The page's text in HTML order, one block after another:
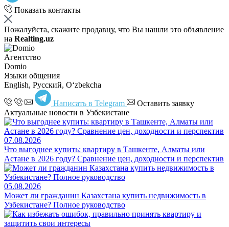
Показать контакты
Пожалуйста, скажите продавцу, что Вы нашли это объявление
на Realting.uz
Агентство
Domio
Языки общения
English, Русский, Oʻzbekcha
Написать в Telegram
Оставить заявку
Актуальные новости в Узбекистане
07.08.2026
Что выгоднее купить: квартиру в Ташкенте, Алматы или
Астане в 2026 году? Сравнение цен, доходности и перспектив
05.08.2026
Может ли гражданин Казахстана купить недвижимость в
Узбекистане? Полное руководство